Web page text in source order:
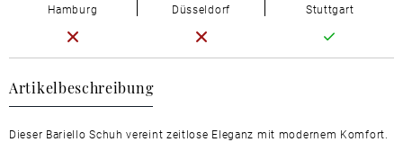
Artikelbeschreibung
Dieser Bariello Schuh vereint zeitlose Eleganz mit modernem Komfort.
Hamburg Düsseldorf Stuttgart